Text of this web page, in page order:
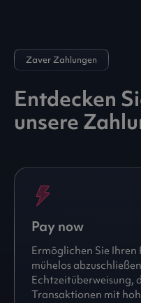
Zaver Zahlungen
Entdecken
unsere
Pay now
Ermöglichen Sie
mühelos
Echtzeitüberweisung,
Transaktionen mit